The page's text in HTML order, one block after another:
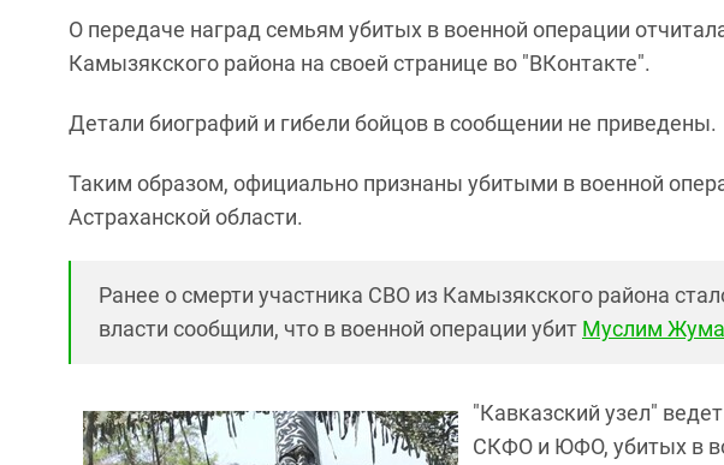
О передаче наград семьям убитых в военной операции
Камызякского района на своей странице во "ВКонтакте".
Детали биографий и гибели бойцов в сообщении не приведены.
Таким образом, официально признаны убитыми в военной
Астраханской области.
Ранее о смерти участника СВО из Камызякского района
власти сообщили, что в военной операции убит Муслим
"Кавказский узел"
СКФО и ЮФО, убитых в